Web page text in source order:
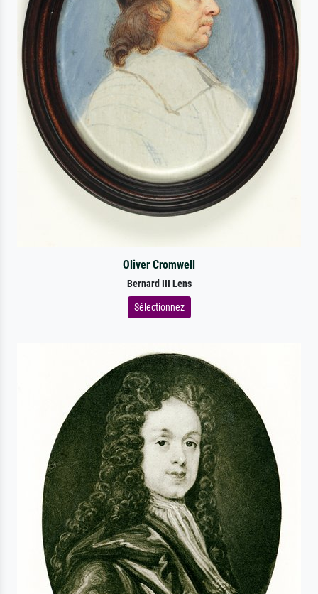
Oliver Cromwell
Bernard III Lens
Sélectionnez